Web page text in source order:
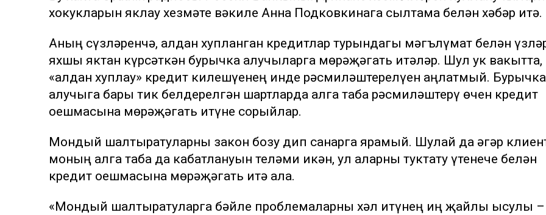
хокукларын яклау хезмәте вәкиле Анна Подковкинага сылтама белән хәбәр итә.
Аның сүзләренчә, алдан хупланган кредитлар турындагы мәгълүмат белән
яхшы яктан күрсәткән бурычка алучыларга мөрәҗәгать итәләр. Шул ук вакытта,
«алдан хуплау» кредит килешүенең инде рәсмиләштерелүен аңлатмый. Бурычка
алучыга бары тик белдерелгән шартларда алга таба рәсмиләштерү өчен кредит
оешмасына мөрәҗәгать итүне сорыйлар.
Мондый шалтыратуларны закон бозу дип санарга ярамый. Шулай да әгәр
моның алга таба да кабатлануын теләми икән, ул аларны туктату үтенече белән
кредит оешмасына мөрәҗәгать итә ала.
«Мондый шалтыратуларга бәйле проблемаларны хәл итүнең иң җайлы ысулы –